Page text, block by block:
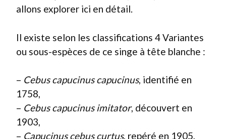
allons explorer ici en détail.
Il existe selon les classifications 4 Variantes
ou sous-espèces de ce singe à tête blanche :
– Cebus capucinus capucinus, identifié en
1758,
– Cebus capucinus imitator, découvert en
1903,
– Capucinus cebus curtus, repéré en 1905,